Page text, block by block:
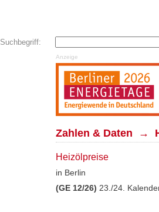
Suchbegriff:
Anzeige
Zahlen & Daten →
Heizölpreise
in Berlin
(GE 12/26) 23./24.